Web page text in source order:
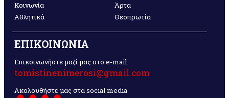
Κοινωνία
Αθλητικά
Άρτα
Θεσπρωτία
ΕΠΙΚΟΙΝΩΝΙΑ
Επικοινωνήστε μαζί μας στο e-mail:
tomistinenimerosi@gmail.com
Ακολουθήστε μας στα social media